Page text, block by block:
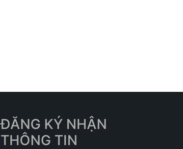
ĐĂNG KÝ NHẬN
THÔNG TIN